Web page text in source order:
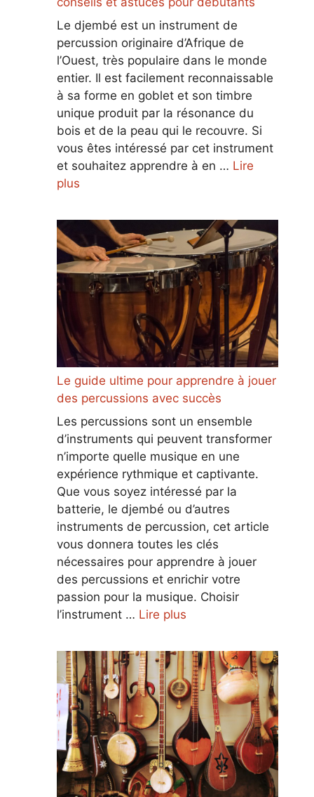
Le djembé est un instrument de
percussion originaire d’Afrique de
l’Ouest, très populaire dans le monde
entier. Il est facilement reconnaissable
à sa forme en goblet et son timbre
unique produit par la résonance du
bois et de la peau qui le recouvre. Si
vous êtes intéressé par cet instrument
et souhaitez apprendre à en … Lire
plus
Le guide ultime pour apprendre à jouer
des percussions avec succès
Les percussions sont un ensemble
d’instruments qui peuvent transformer
n’importe quelle musique en une
expérience rythmique et captivante.
Que vous soyez intéressé par la
batterie, le djembé ou d’autres
instruments de percussion, cet article
vous donnera toutes les clés
nécessaires pour apprendre à jouer
des percussions et enrichir votre
passion pour la musique. Choisir
l’instrument … Lire plus